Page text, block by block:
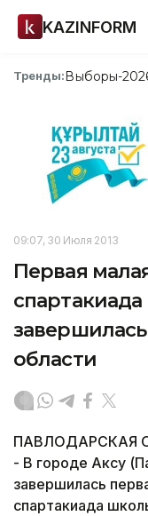
KAZINFORM
Тренды:Выборы-
09:07, 30 Июля 2013
Первая
области
ПАВЛОДАРСКАЯ
- В городе Аксу
завершилась
спартакиада